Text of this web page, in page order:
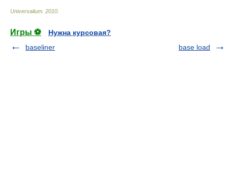
Universalium 2010
Игры ⚽
Нужна курсовая?
baseliner
base load